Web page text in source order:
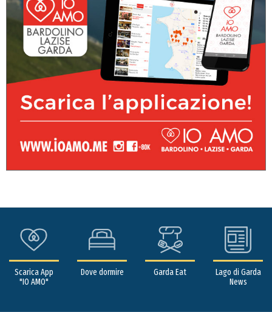
Scarica App
"IO AMO"
Dove dormire Garda Eat
Lago di Garda
News